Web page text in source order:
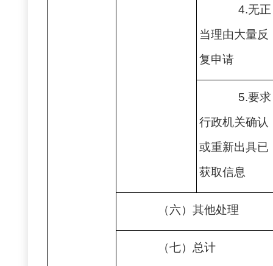
4.无正
当理由大量反
复申请
5.要求
行政机关确认
或重新出具已
获取信息
（六）其他处理
（七）总计